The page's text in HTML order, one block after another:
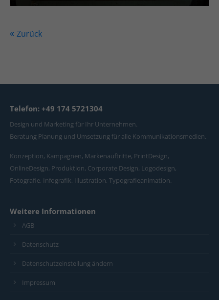
Zurück
Telefon: +49 174 5721304
Design und Marketing für Ihr Unternehmen.
Beratung Planung und Umsetzung für alle Kommunikationsmedien.
Konzeption, Kampagnen, Markenauftritte, PrintDesign,
OnlineDesign, Produktion, Corporate Design, Logodesign,
Fotografie, Infografik, Illustration, Typografieanimation.
Weitere Informationen
AGB
Datenschutz
Datenschutzeinstellung ändern
Impressum